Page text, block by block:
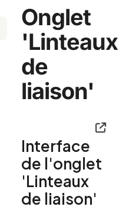
Onglet
'Linteaux
de
liaison'
Interface
de l'onglet
'Linteaux
de liaison'